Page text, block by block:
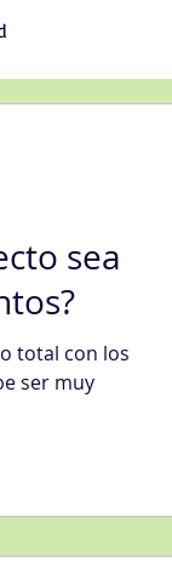
sea
total con los
ser muy